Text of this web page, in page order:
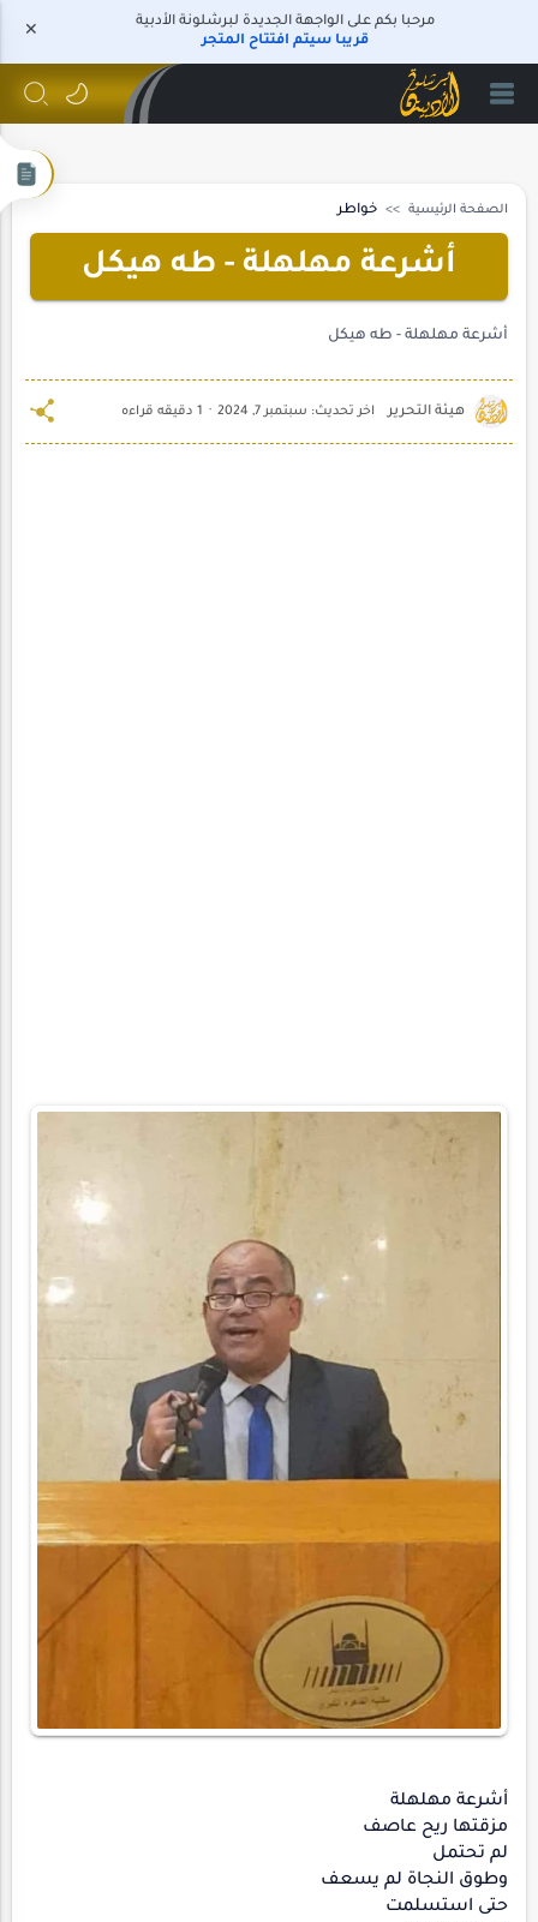
مرحبا بكم على الواجهة الجديدة لبرشلونة الأدبية
قريبا سيتم افتتاح المتجر
الصفحة الرئيسية خواطر
أشرعة مهلهلة - طه هيكل
أشرعة مهلهلة - طه هيكل
1 دقيقه قراءه
أشرعة مهلهلة
مزقتها ريح عاصف
لم تحتمل
وطوق النجاة لم يسعف
حتى استسلمت